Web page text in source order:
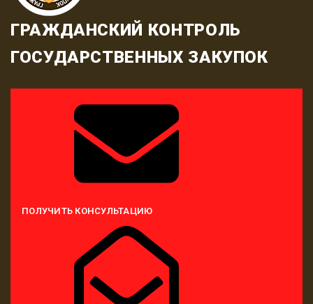
ГРАЖДАНСКИЙ КОНТРОЛЬ
ГОСУДАРСТВЕННЫХ ЗАКУПОК
ПОЛУЧИТЬ КОНСУЛЬТАЦИЮ